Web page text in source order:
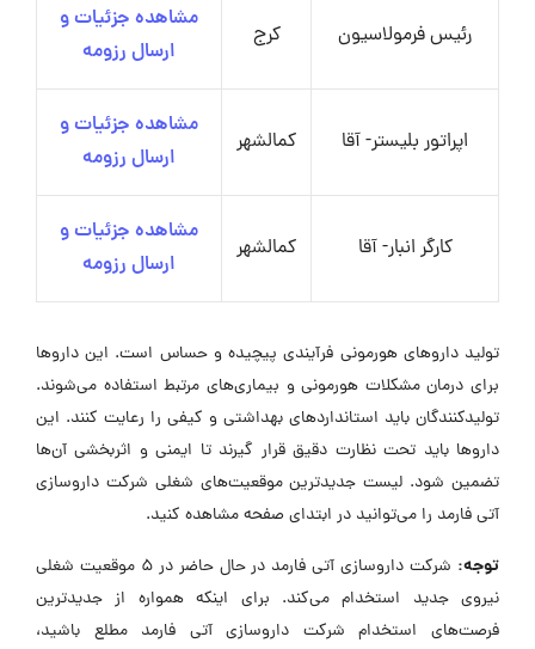
رئیس فرمولاسیون کرج
مشاهده جزئیات و
ارسال رزومه
اپراتور بلیستر- آقا کمالشهر
مشاهده جزئیات و
ارسال رزومه
کارگر انبار- آقا کمالشهر
مشاهده جزئیات و
ارسال رزومه
تولید داروهای هورمونی فرآیندی پیچیده و حساس است. این داروها
برای درمان مشکلات هورمونی و بیماری‌های مرتبط استفاده می‌شوند.
تولیدکنندگان باید استانداردهای بهداشتی و کیفی را رعایت کنند. این
داروها باید تحت نظارت دقیق قرار گیرند تا ایمنی و اثربخشی آن‌ها
تضمین شود. لیست جدیدترین موقعیت‌های شغلی شرکت داروسازی
آتی فارمد را می‌توانید در ابتدای صفحه مشاهده کنید.
توجه:
شرکت داروسازی آتی فارمد در حال حاضر در ۵ موقعیت شغلی
نیروی جدید استخدام می‌کند. برای اینکه همواره از جدیدترین
فرصت‌های استخدام شرکت داروسازی آتی فارمد مطلع باشید،